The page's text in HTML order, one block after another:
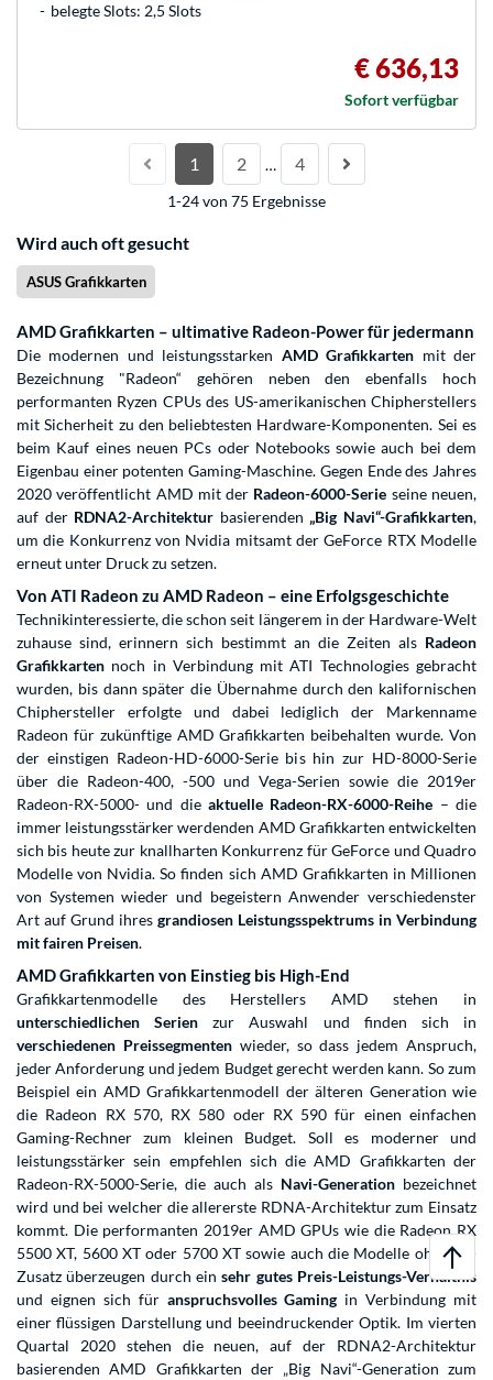
belegte Slots: 2,5 Slots
€ 636,13
Sofort verfügbar
1 2 … 4
1-24 von 75 Ergebnisse
Wird auch oft gesucht
ASUS Grafikkarten
AMD Grafikkarten – ultimative Radeon-Power für jedermann
Die modernen und leistungsstarken AMD Grafikkarten mit der
Bezeichnung "Radeon“ gehören neben den ebenfalls hoch
performanten Ryzen CPUs des US-amerikanischen Chipherstellers
mit Sicherheit zu den beliebtesten Hardware-Komponenten. Sei es
beim Kauf eines neuen PCs oder Notebooks sowie auch bei dem
Eigenbau einer potenten Gaming-Maschine. Gegen Ende des Jahres
2020 veröffentlicht AMD mit der Radeon-6000-Serie seine neuen,
auf der RDNA2-Architektur basierenden „Big Navi“-Grafikkarten,
um die Konkurrenz von Nvidia mitsamt der GeForce RTX Modelle
erneut unter Druck zu setzen.
Von ATI Radeon zu AMD Radeon – eine Erfolgsgeschichte
Technikinteressierte, die schon seit längerem in der Hardware-Welt
zuhause sind, erinnern sich bestimmt an die Zeiten als Radeon
Grafikkarten noch in Verbindung mit ATI Technologies gebracht
wurden, bis dann später die Übernahme durch den kalifornischen
Chiphersteller erfolgte und dabei lediglich der Markenname
Radeon für zukünftige AMD Grafikkarten beibehalten wurde. Von
der einstigen Radeon-HD-6000-Serie bis hin zur HD-8000-Serie
über die Radeon-400, -500 und Vega-Serien sowie die 2019er
Radeon-RX-5000- und die aktuelle Radeon-RX-6000-Reihe – die
immer leistungsstärker werdenden AMD Grafikkarten entwickelten
sich bis heute zur knallharten Konkurrenz für GeForce und Quadro
Modelle von Nvidia. So finden sich AMD Grafikkarten in Millionen
von Systemen wieder und begeistern Anwender verschiedenster
Art auf Grund ihres grandiosen Leistungsspektrums in Verbindung
mit fairen Preisen.
AMD Grafikkarten von Einstieg bis High-End
Grafikkartenmodelle des Herstellers AMD stehen in
unterschiedlichen Serien zur Auswahl und finden sich in
verschiedenen Preissegmentenwieder, so dass jedem Anspruch,
jeder Anforderung und jedem Budget gerecht werden kann. So zum
Beispiel ein AMD Grafikkartenmodell der älteren Generation wie
die Radeon RX 570, RX 580 oder RX 590 für einen einfachen
Gaming-Rechner zum kleinen Budget. Soll es moderner und
leistungsstärker sein empfehlen sich die AMD Grafikkarten der
Radeon-RX-5000-Serie, die auch als Navi-Generation bezeichnet
wird und bei welcher die allererste RDNA-Architektur zum Einsatz
kommt. Die performanten 2019er AMD GPUs wie die Radeon RX
5500 XT, 5600 XT oder 5700 XT sowie auch die Modelle ohne XT-
Zusatz überzeugen durch einsehr gutes Preis-Leistungs-Verhältnis
und eignen sich für anspruchsvolles Gaming in Verbindung mit
einer flüssigen Darstellung und beeindruckender Optik. Im vierten
Quartal 2020 stehen die neuen, auf der RDNA2-Architektur
basierenden AMD Grafikkarten der „Big Navi“-Generation zum